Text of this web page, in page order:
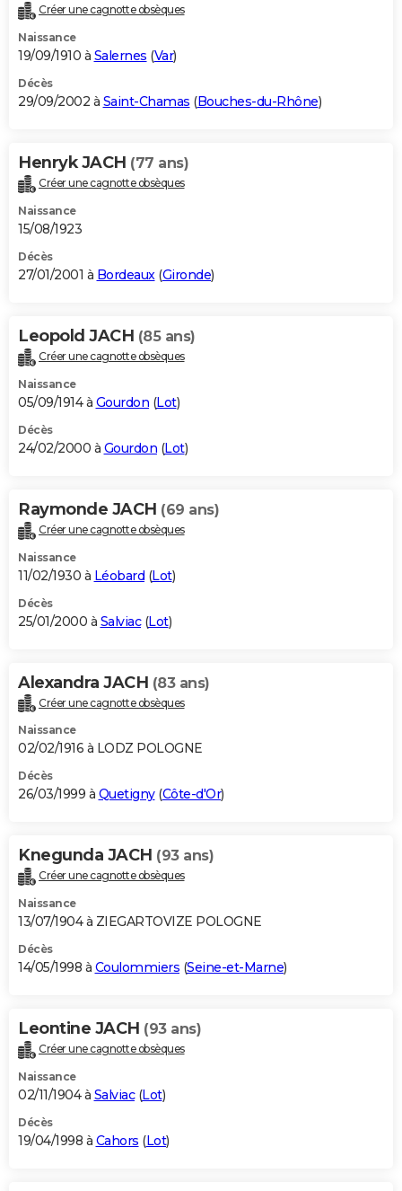
Créer une cagnotte obsèques
Naissance
19/09/1910 à Salernes (Var)
Décès
29/09/2002 à Saint-Chamas (Bouches-du-Rhône)
Henryk JACH (77 ans)
Créer une cagnotte obsèques
Naissance
15/08/1923
Décès
27/01/2001 à Bordeaux(Gironde)
Leopold JACH (85 ans)
Créer une cagnotte obsèques
Naissance
05/09/1914 à Gourdon (Lot)
Décès
24/02/2000 à Gourdon (Lot)
Raymonde JACH (69 ans)
Créer une cagnotte obsèques
Naissance
11/02/1930 à Léobard (Lot)
Décès
25/01/2000 à Salviac(Lot)
Alexandra JACH (83 ans)
Créer une cagnotte obsèques
Naissance
02/02/1916 à LODZ POLOGNE
Décès
26/03/1999 à Quetigny(Côte-d'Or)
Knegunda JACH (93 ans)
Créer une cagnotte obsèques
Naissance
13/07/1904 à ZIEGARTOVIZE POLOGNE
Décès
14/05/1998 à Coulommiers (Seine-et-Marne)
Leontine JACH (93 ans)
Créer une cagnotte obsèques
Naissance
02/11/1904 à Salviac(Lot)
Décès
19/04/1998 à Cahors (Lot)